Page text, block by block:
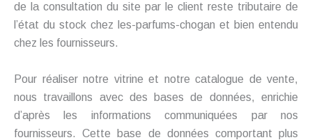
de la consultation du site par le client reste tributaire de
l’état du stock chez les-parfums-chogan et bien entendu
chez les fournisseurs.
Pour réaliser notre vitrine et notre catalogue de vente,
nous travaillons avec des bases de données, enrichie
d’après les informations communiquées par nos
fournisseurs. Cette base de données comportant plus